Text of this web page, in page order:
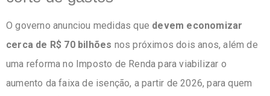
O governo anunciou medidas que devem economizar
cerca de R$ 70 bilhões nos próximos dois anos, além de
uma reforma no Imposto de Renda para viabilizar o
aumento da faixa de isenção, a partir de 2026, para quem